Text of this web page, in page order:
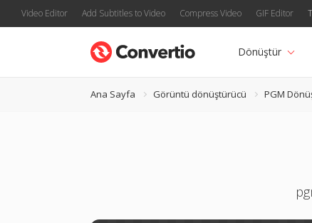
Video Editor Add Subtitles to Video Compress Video GIF Editor
Dönüştür
Ana Sayfa Görüntü dönüştürücü PGM